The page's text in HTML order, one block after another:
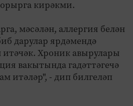
кирәкми.
мәсәлән, аллергия белән
дарулар ярдәмендә
итәчәк. Хроник авырулары
вакытында гадәттәгечә
итәләр", - дип билгеләп